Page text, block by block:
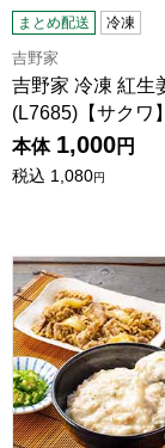
まとめ配送 冷凍
吉野家
吉野家 冷凍 紅生
(L7685)【サクワ】
本体 1,000円
税込 1,080円
吉野家 冷凍 味付